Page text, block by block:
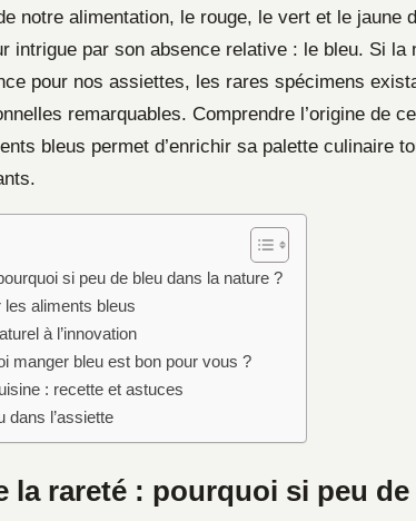
notre alimentation, le rouge, le vert et le jaune
intrigue par son absence relative : le bleu. Si la
pour nos assiettes, les rares spécimens
remarquables. Comprendre l’origine de
bleus permet d’enrichir sa palette culinaire
si peu de bleu dans la nature ?
aliments bleus
à l’innovation
manger bleu est bon pour vous ?
: recette et astuces
dans l’assiette
la rareté : pourquoi si peu de